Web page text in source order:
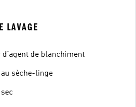
LAVAGE
d'agent de blanchiment
sèche-linge